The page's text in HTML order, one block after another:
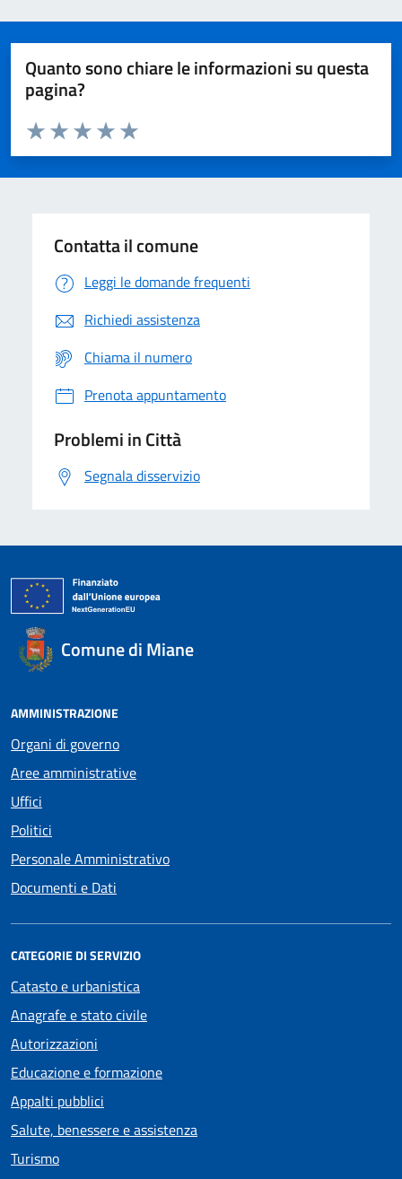
Quanto sono chiare le informazioni su questa
pagina?
Domanda
Valuta da 1 a 5 stelle la pagina
Valuta 5 stelle su 5
Valuta 4 stelle su 5
Valuta 3 stelle su 5
Valuta 2 stelle su 5
Valuta 1 stelle su 5
Contatta il comune
Leggi le domande frequenti
Richiedi assistenza
Chiama il numero
Prenota appuntamento
Problemi in Città
Segnala disservizio
Comune di Miane
AMMINISTRAZIONE
Organi di governo
Aree amministrative
Uffici
Politici
Personale Amministrativo
Documenti e Dati
CATEGORIE DI SERVIZIO
Catasto e urbanistica
Anagrafe e stato civile
Autorizzazioni
Educazione e formazione
Appalti pubblici
Salute, benessere e assistenza
Turismo